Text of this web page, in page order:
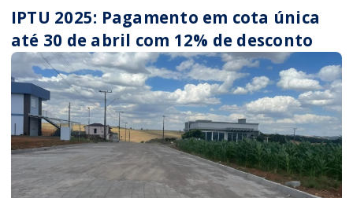
IPTU 2025: Pagamento em cota única
até 30 de abril com 12% de desconto